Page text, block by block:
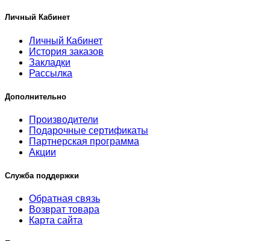
Личный Кабинет
Личный Кабинет
История заказов
Закладки
Рассылка
Дополнительно
Производители
Подарочные сертификаты
Партнерская программа
Акции
Служба поддержки
Обратная связь
Возврат товара
Карта сайта